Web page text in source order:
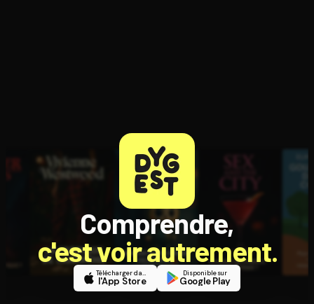
Comprendre,
c'est voir autrement.
Télécharger dans
l'App Store
Disponible sur
Google Play